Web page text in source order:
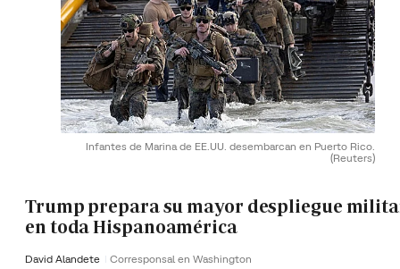
Infantes de Marina de EE.UU. desembarcan en Puerto Rico.
(Reuters)
Trump prepara su mayor despliegue
en toda Hispanoamérica
David Alandete Corresponsal en Washington